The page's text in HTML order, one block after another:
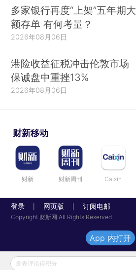
多家银行再度“上架”五年期大
额存单 有何考量？
2026年08月06日
港险收益征税冲击伦敦市场
保诚盘中重挫13%
2026年08月06日
财新移动
财新 财新周刊 Caixin
登录 网页版 订阅电邮
Copyright 财新网 All Rights Reserved
发表评论得积分
App 内打开